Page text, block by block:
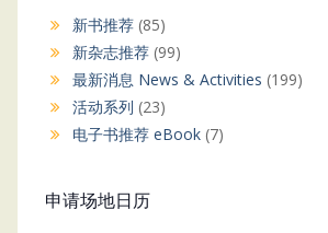
新书推荐(85)
新杂志推荐(99)
最新消息 News & Activities (199)
活动系列 (23)
电子书推荐 eBook(7)
申请场地日历